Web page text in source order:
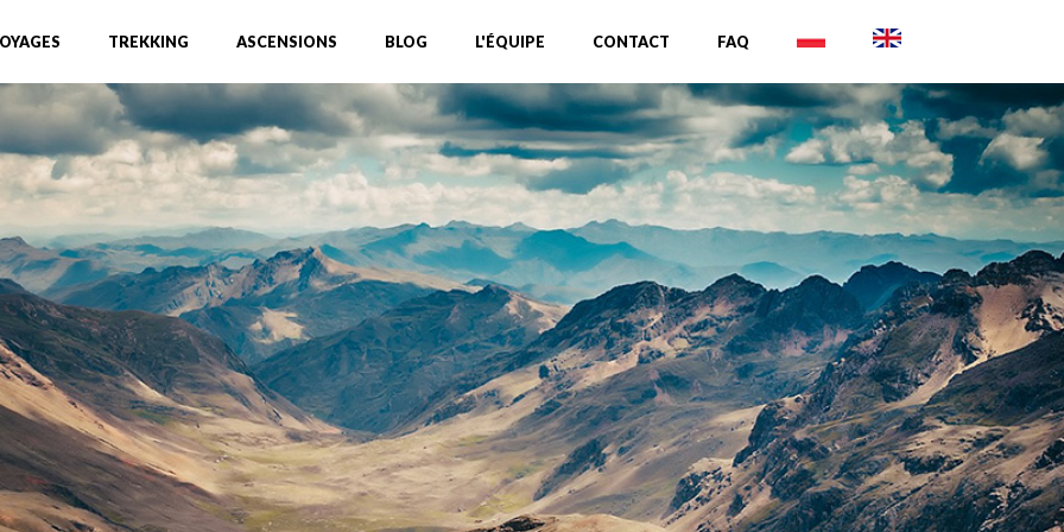
TREKKING ASCENSIONS BLOG L'ÉQUIPE CONTACT FAQ